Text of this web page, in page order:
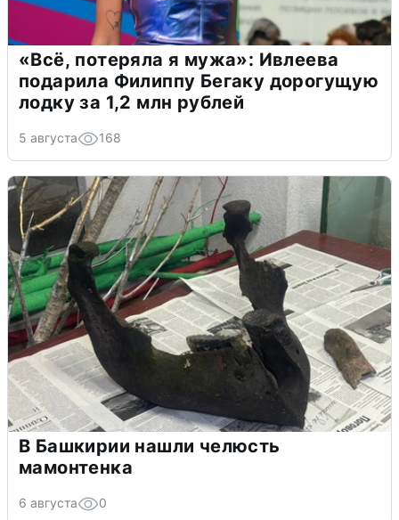
«Всё, потеряла я мужа»: Ивлеева
подарила Филиппу Бегаку дорогущую
лодку за 1,2 млн рублей
5 августа 168
В Башкирии нашли челюсть
мамонтенка
6 августа 0